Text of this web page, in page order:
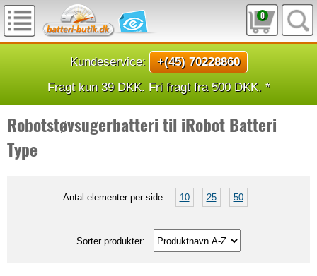
0
Kundeservice:
+(45) 70228860
Fragt kun 39 DKK. Fri fragt fra 500 DKK. *
Robotstøvsugerbatteri til iRobot Batteri
Type
Antal elementer per side: 10 25 50
Sorter produkter: